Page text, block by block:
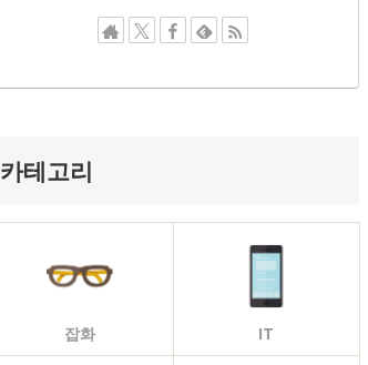
카테고리
잡화 IT